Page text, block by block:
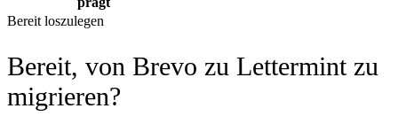
Bereit loszulegen
Bereit, von Brevo zu Lettermint zu
migrieren?